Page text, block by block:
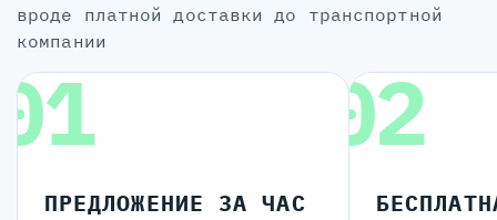
вроде платной доставки до транспортной
компании
ПРЕДЛОЖЕНИЕ ЗА ЧАС
02